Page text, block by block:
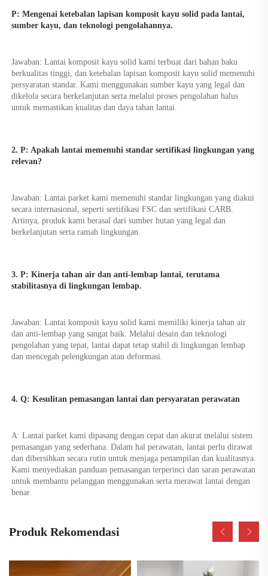
P: Mengenai ketebalan lapisan komposit kayu solid pada lantai,
sumber kayu, dan teknologi pengolahannya.
Jawaban: Lantai komposit kayu solid kami terbuat dari bahan baku
berkualitas tinggi, dan ketebalan lapisan komposit kayu solid memenuhi
persyaratan standar. Kami menggunakan sumber kayu yang legal dan
dikelola secara berkelanjutan serta melalui proses pengolahan halus
untuk memastikan kualitas dan daya tahan lantai.
2. P: Apakah lantai memenuhi standar sertifikasi lingkungan yang
relevan?
Jawaban: Lantai parket kami memenuhi standar lingkungan yang diakui
secara internasional, seperti sertifikasi FSC dan sertifikasi CARB.
Artinya, produk kami berasal dari sumber hutan yang legal dan
berkelanjutan serta ramah lingkungan.
3. P: Kinerja tahan air dan anti-lembap lantai, terutama
stabilitasnya di lingkungan lembap.
Jawaban: Lantai komposit kayu solid kami memiliki kinerja tahan air
dan anti-lembap yang sangat baik. Melalui desain dan teknologi
pengolahan yang tepat, lantai dapat tetap stabil di lingkungan lembap
dan mencegah pelengkungan atau deformasi.
4. Q: Kesulitan pemasangan lantai dan persyaratan perawatan
A: Lantai parket kami dipasang dengan cepat dan akurat melalui sistem
pemasangan yang sederhana. Dalam hal perawatan, lantai perlu dirawat
dan dibersihkan secara rutin untuk menjaga penampilan dan kualitasnya.
Kami menyediakan panduan pemasangan terperinci dan saran perawatan
untuk membantu pelanggan menggunakan serta merawat lantai dengan
benar.
Produk Rekomendasi